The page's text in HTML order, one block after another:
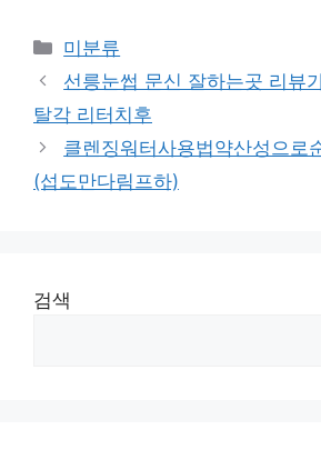
Categories
미분류
선릉눈썹 문신 잘하는곳 리뷰
탈각 리터치후
클렌징워터사용법약산성으로
(섭도만다림프하)
검색